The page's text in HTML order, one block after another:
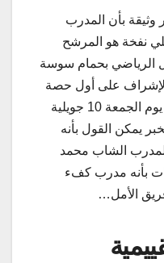
وثيقة بأن المدرب
نفخة هو المرشح
الرياضي بحمام سوسة
على أول حصة
تدريبية استعدادا للموسم الجديد يوم الجمعة 10 جويلية
يمكن القول بأنه
الشاب محمد
بأنه مدرب کفء
الأمل…